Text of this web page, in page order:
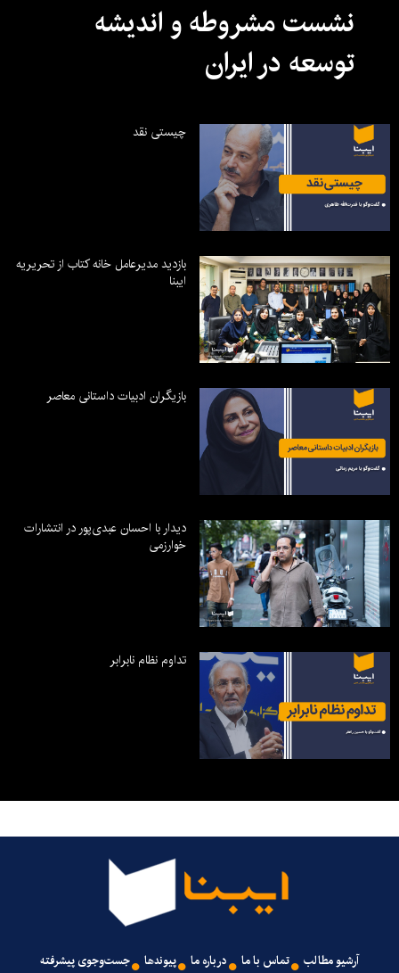
نشست مشروطه و اندیشه
توسعه در ایران
چیستی نقد
بازدید مدیرعامل خانه کتاب از تحریریه
ایبنا
بازیگران ادبیات داستانی معاصر
دیدار با احسان عبدی‌پور در انتشارات
خوارزمی
تداوم نظام نابرابر
آرشیو مطالب تماس با ما درباره ما پیوندها جست‌وجوی پیشرفته